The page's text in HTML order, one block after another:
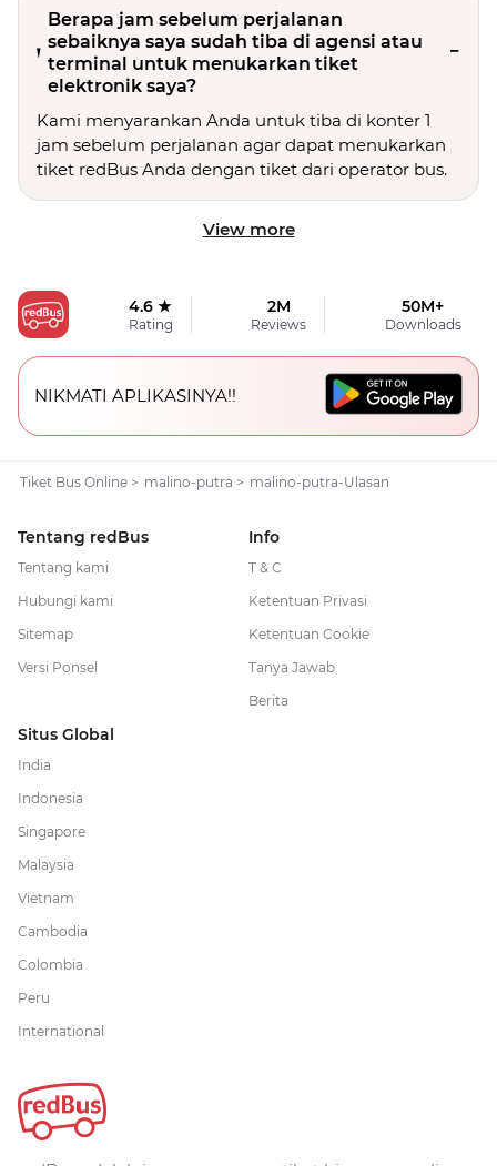
Berapa jam sebelum perjalanan
sebaiknya saya sudah tiba di agensi atau
terminal untuk menukarkan tiket
elektronik saya?
Kami menyarankan Anda untuk tiba di konter 1
jam sebelum perjalanan agar dapat menukarkan
tiket redBus Anda dengan tiket dari operator bus.
View more
4.6 ★
Rating
2M
Reviews
50M+
Downloads
NIKMATI APLIKASINYA!!
Tiket Bus Online > malino-putra > malino-putra-Ulasan
Tentang redBus
Tentang kami
Hubungi kami
Sitemap
Versi Ponsel
Info
T & C
Ketentuan Privasi
Ketentuan Cookie
Tanya Jawab
Berita
Situs Global
India
Indonesia
Singapore
Malaysia
Vietnam
Cambodia
Colombia
Peru
International